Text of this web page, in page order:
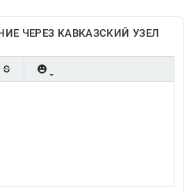
ЧЕРЕЗ КАВКАЗСКИЙ УЗЕЛ